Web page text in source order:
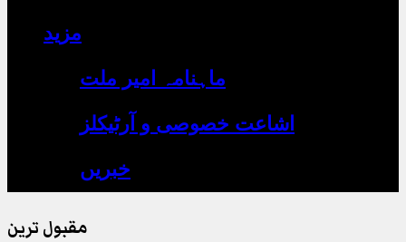
مزید
ماہنامہ امیر ملت
اشاعت خصوصی و آرٹیکلز
خبریں
مقبول ترین